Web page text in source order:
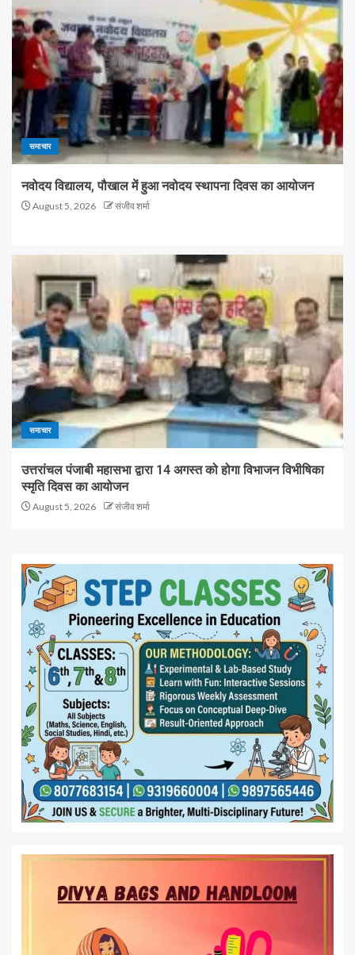
समाचार
नवोदय विद्यालय, पौखाल में हुआ नवोदय स्थापना दिवस का आयोजन
August 5, 2026 संजीव शर्मा
समाचार
उत्तरांचल पंजाबी महासभा द्वारा 14 अगस्त को होगा विभाजन विभीषिका
स्मृति दिवस का आयोजन
August 5, 2026 संजीव शर्मा